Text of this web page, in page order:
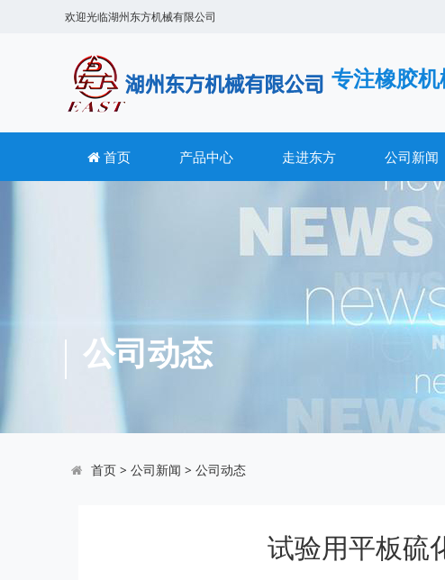
欢迎光临湖州东方机械有限公司
专注橡胶
首页 产品中心 走进东方 公司新闻
公司动态
首页> 公司新闻 > 公司动态
试验用平板硫